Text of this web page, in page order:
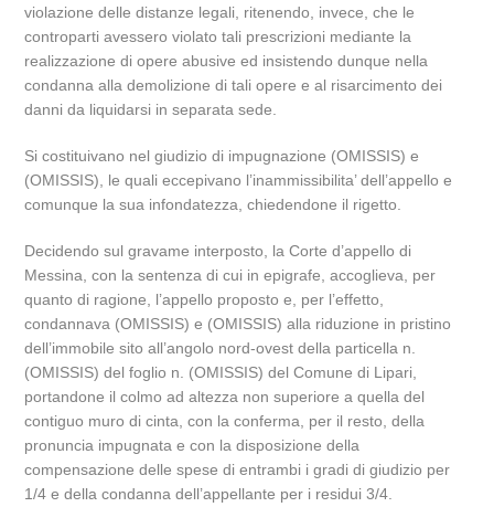
violazione delle distanze legali, ritenendo, invece, che le
controparti avessero violato tali prescrizioni mediante la
realizzazione di opere abusive ed insistendo dunque nella
condanna alla demolizione di tali opere e al risarcimento dei
danni da liquidarsi in separata sede.
Si costituivano nel giudizio di impugnazione (OMISSIS) e
(OMISSIS), le quali eccepivano l’inammissibilita’ dell’appello e
comunque la sua infondatezza, chiedendone il rigetto.
Decidendo sul gravame interposto, la Corte d’appello di
Messina, con la sentenza di cui in epigrafe, accoglieva, per
quanto di ragione, l’appello proposto e, per l’effetto,
condannava (OMISSIS) e (OMISSIS) alla riduzione in pristino
dell’immobile sito all’angolo nord-ovest della particella n.
(OMISSIS) del foglio n. (OMISSIS) del Comune di Lipari,
portandone il colmo ad altezza non superiore a quella del
contiguo muro di cinta, con la conferma, per il resto, della
pronuncia impugnata e con la disposizione della
compensazione delle spese di entrambi i gradi di giudizio per
1/4 e della condanna dell’appellante per i residui 3/4.